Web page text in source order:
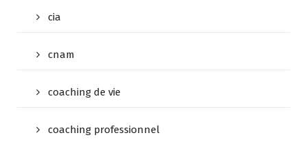
cia
cnam
coaching de vie
coaching professionnel